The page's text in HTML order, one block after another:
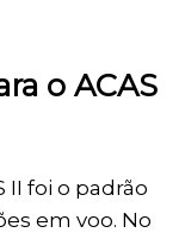
o ACAS
II foi o padrão
em voo. No